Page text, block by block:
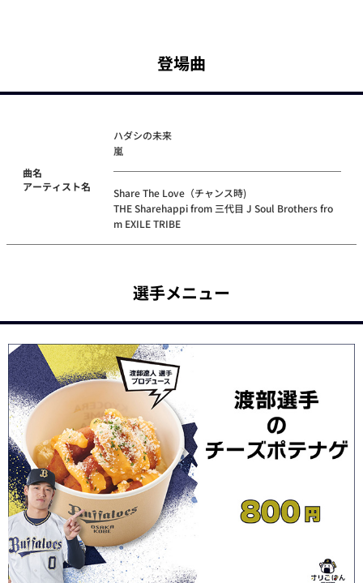
登場曲
曲名
アーティスト名
ハダシの未来
嵐
Share The Love（チャンス時)
THE Sharehappi from 三代目 J Soul Brothers fro
m EXILE TRIBE
選手メニュー